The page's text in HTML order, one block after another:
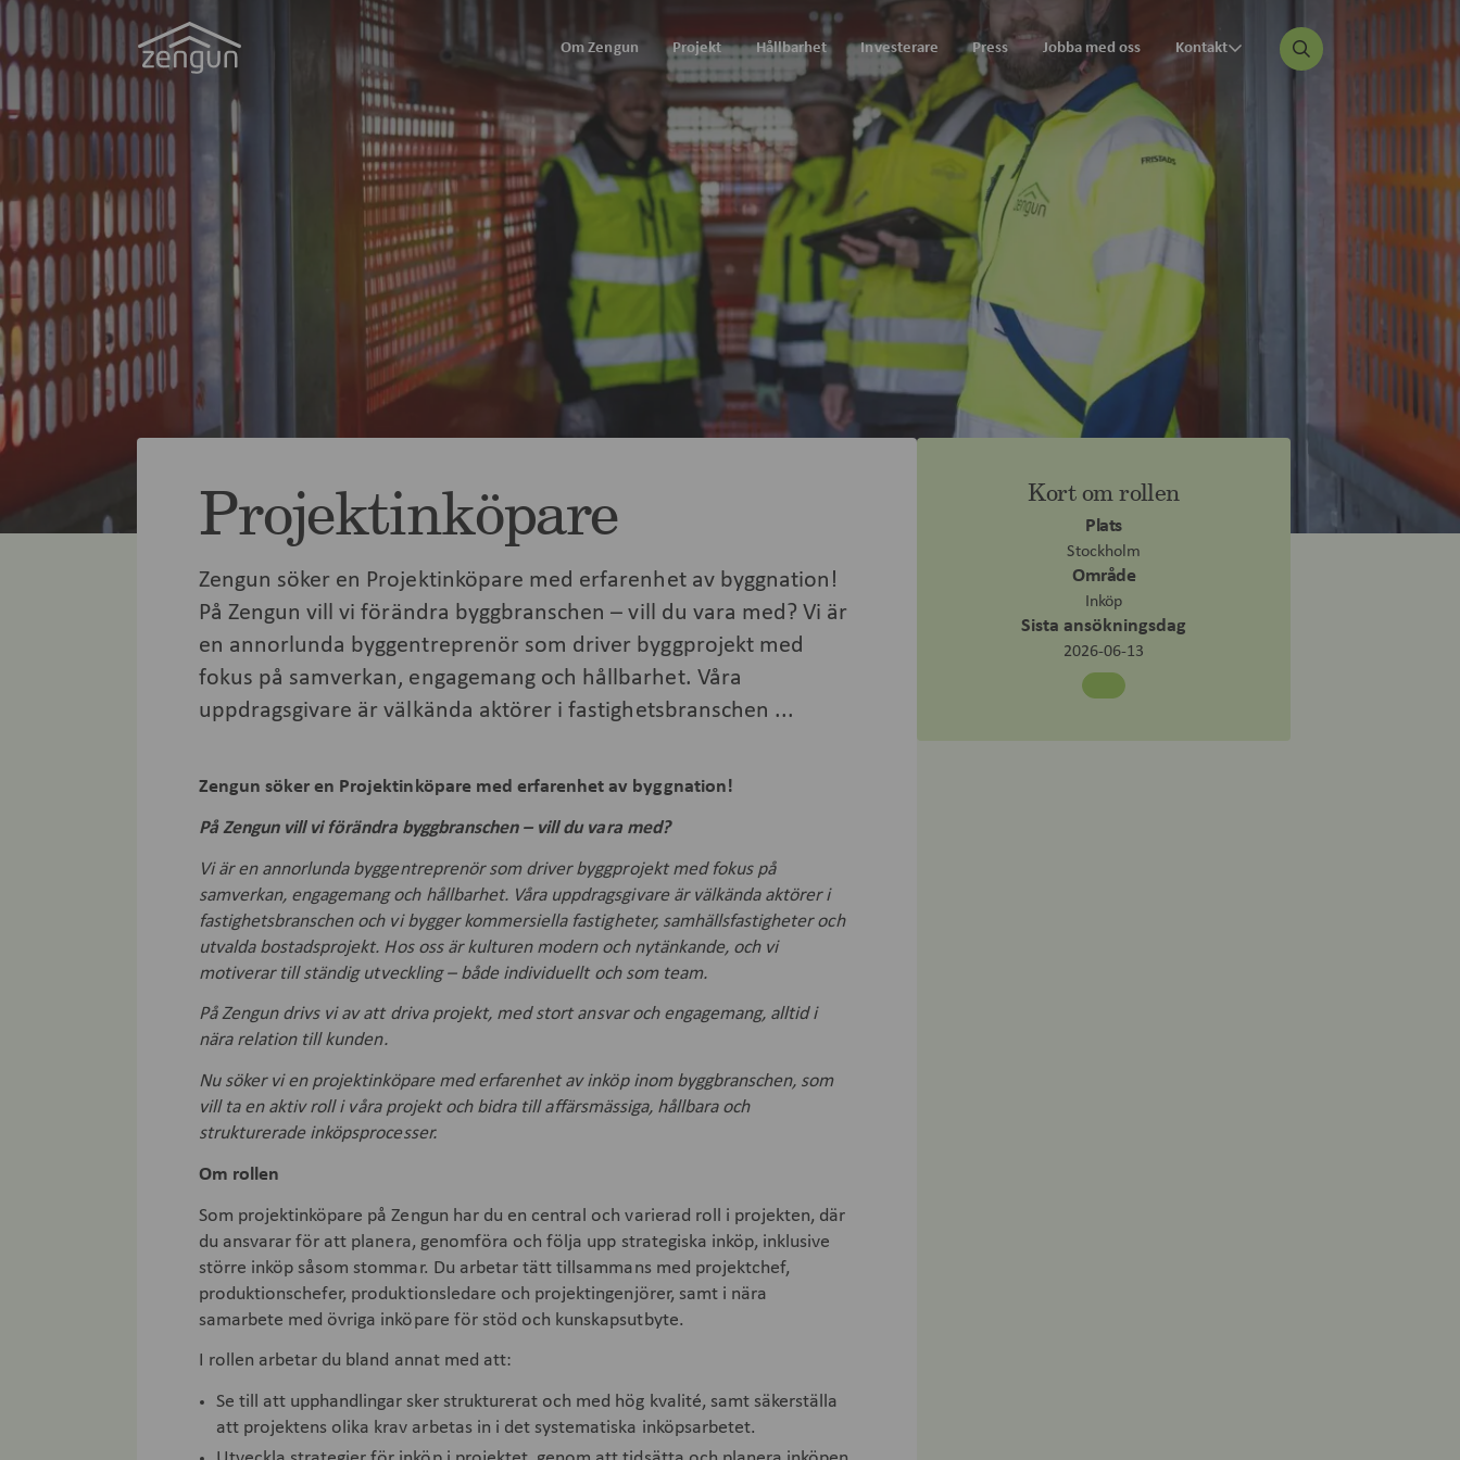
Om Zengun Projekt Hållbarhet Investerare Press Jobba med oss Kontakt
Projektinköpare
Zengun söker en Projektinköpare med erfarenhet av byggnation!
På Zengun vill vi förändra byggbranschen – vill du vara med? Vi är
en annorlunda byggentreprenör som driver byggprojekt med
fokus på samverkan, engagemang och hållbarhet. Våra
uppdragsgivare är välkända aktörer i fastighetsbranschen ...
Zengun söker en Projektinköpare med erfarenhet av byggnation!
På Zengun vill vi förändra byggbranschen – vill du vara med?
Vi är en annorlunda byggentreprenör som driver byggprojekt med fokus på
samverkan, engagemang och hållbarhet. Våra uppdragsgivare är välkända aktörer i
fastighetsbranschen och vi bygger kommersiella fastigheter, samhällsfastigheter och
utvalda bostadsprojekt. Hos oss är kulturen modern och nytänkande, och vi
motiverar till ständig utveckling – både individuellt och som team.
På Zengun drivs vi av att driva projekt, med stort ansvar och engagemang, alltid i
nära relation till kunden.
Nu söker vi en projektinköpare med erfarenhet av inköp inom byggbranschen, som
vill ta en aktiv roll i våra projekt och bidra till affärsmässiga, hållbara och
strukturerade inköpsprocesser.
Om rollen
Som projektinköpare på Zengun har du en central och varierad roll i projekten, där
du ansvarar för att planera, genomföra och följa upp strategiska inköp, inklusive
större inköp såsom stommar. Du arbetar tätt tillsammans med projektchef,
produktionschefer, produktionsledare och projektingenjörer, samt i nära
samarbete med övriga inköpare för stöd och kunskapsutbyte.
I rollen arbetar du bland annat med att:
Se till att upphandlingar sker strukturerat och med hög kvalité, samt säkerställa
att projektens olika krav arbetas in i det systematiska inköpsarbetet.
Kort om rollen
Plats
Stockholm
Område
Inköp
Sista ansökningsdag
2026-06-13